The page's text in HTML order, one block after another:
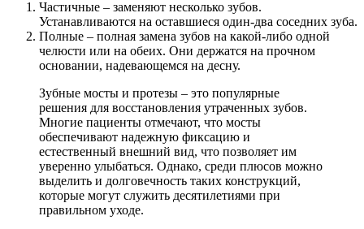
Частичные – заменяют несколько зубов.
Устанавливаются на оставшиеся один-два соседних зуба.
Полные – полная замена зубов на какой-либо одной
челюсти или на обеих. Они держатся на прочном
основании, надевающемся на десну.
Зубные мосты и протезы – это популярные
решения для восстановления утраченных зубов.
Многие пациенты отмечают, что мосты
обеспечивают надежную фиксацию и
естественный внешний вид, что позволяет им
уверенно улыбаться. Однако, среди плюсов можно
выделить и долговечность таких конструкций,
которые могут служить десятилетиями при
правильном уходе.